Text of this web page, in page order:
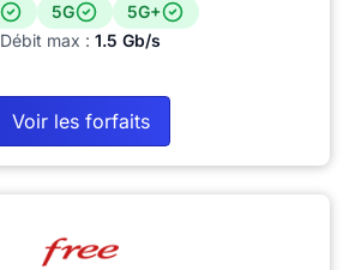
5G
5G+
Débit max : 1.5 Gb/s
Voir les forfaits